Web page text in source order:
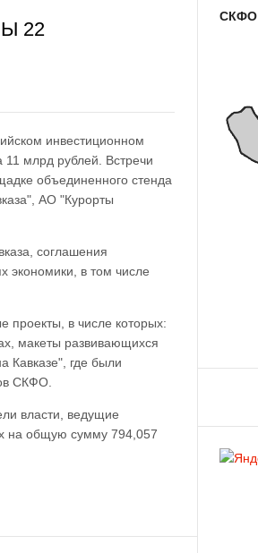
22
инвестиционном
млрд рублей. Встречи
объединенного стенда
АО "Курорты
соглашения
экономики, в том числе
проекты, в числе которых:
макеты развивающихся
Кавказе", где были
СКФО.
власти, ведущие
на общую сумму 794,057
СКФО